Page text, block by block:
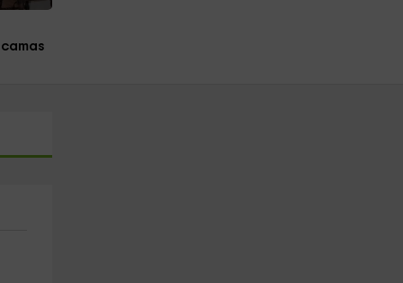
camas